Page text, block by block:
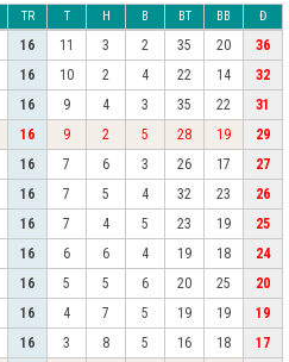
TR T H B BT BB Đ
16 11 3 2 35 20
36
16 10 2 4 22 14
32
16 9 4 3 35 22
31
16 9 2 5 28 19
29
16 7 6 3 26 17
27
16 7 5 4 32 23
26
16 7 4 5 23 19
25
16 6 6 4 19 18
24
16 5 5 6 20 25
20
16 4 7 5 19 19
19
16 3 8 5 16 18
17